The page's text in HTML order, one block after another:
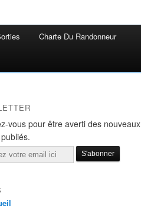
Charte Du Randonneur
vous pour être averti des nouveaux